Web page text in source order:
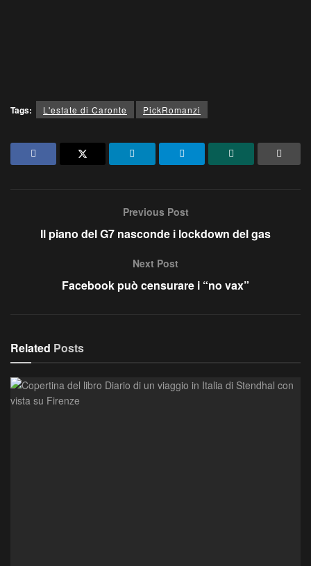
Tags: L'estate di Caronte PickRomanzi
Previous Post
Il piano del G7 nasconde i lockdown del gas
Next Post
Facebook può censurare i “no vax”
Related Posts